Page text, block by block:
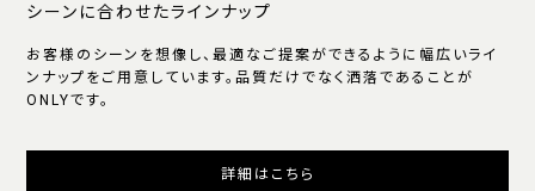
シーンに合わせたラインナップ
お客様のシーンを想像し、最適なご提案ができるように幅広いライ
ンナップをご用意しています。品質だけでなく洒落であることが
ONLYです。
詳細はこちら